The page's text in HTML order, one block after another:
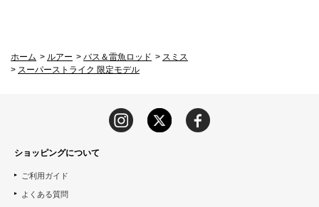
ホーム > ルアー > バス＆雷魚ロッド > スミス
> スーパーストライク 限定モデル
ショッピングについて
ご利用ガイド
よくある質問